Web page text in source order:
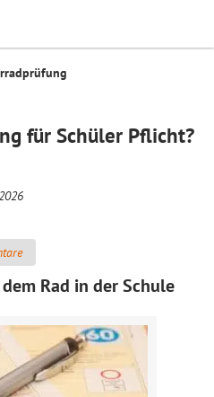
Search
für Schüler Pflicht?
Rad in der Schule